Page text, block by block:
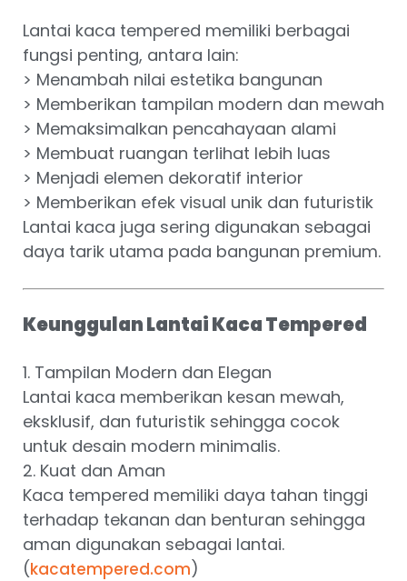
Lantai kaca tempered memiliki berbagai
fungsi penting, antara lain:
> Menambah nilai estetika bangunan
> Memberikan tampilan modern dan mewah
> Memaksimalkan pencahayaan alami
> Membuat ruangan terlihat lebih luas
> Menjadi elemen dekoratif interior
> Memberikan efek visual unik dan futuristik
Lantai kaca juga sering digunakan sebagai
daya tarik utama pada bangunan premium.
Keunggulan Lantai Kaca Tempered
1. Tampilan Modern dan Elegan
Lantai kaca memberikan kesan mewah,
eksklusif, dan futuristik sehingga cocok
untuk desain modern minimalis.
2. Kuat dan Aman
Kaca tempered memiliki daya tahan tinggi
terhadap tekanan dan benturan sehingga
aman digunakan sebagai lantai.
(kacatempered.com)